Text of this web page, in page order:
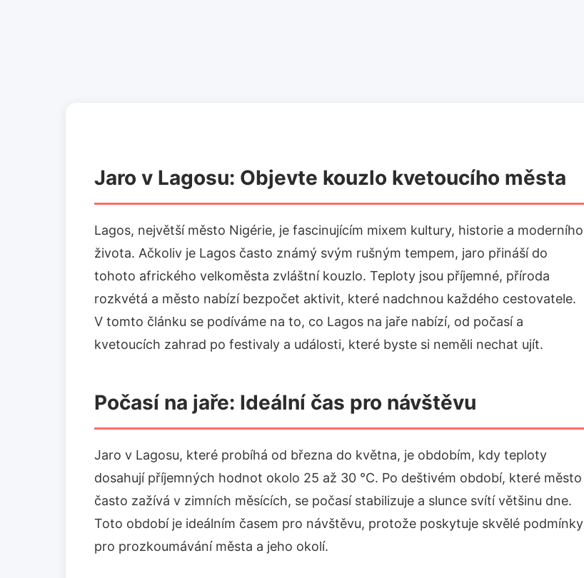
Jaro v Lagosu: Objevte kouzlo kvetoucího města
Lagos, největší město Nigérie, je fascinujícím mixem kultury, historie a moderního
života. Ačkoliv je Lagos často známý svým rušným tempem, jaro přináší do
tohoto afrického velkoměsta zvláštní kouzlo. Teploty jsou příjemné, příroda
rozkvétá a město nabízí bezpočet aktivit, které nadchnou každého cestovatele.
V tomto článku se podíváme na to, co Lagos na jaře nabízí, od počasí a
kvetoucích zahrad po festivaly a události, které byste si neměli nechat ujít.
Počasí na jaře: Ideální čas pro návštěvu
Jaro v Lagosu, které probíhá od března do května, je obdobím, kdy teploty
dosahují příjemných hodnot okolo 25 až 30 °C. Po deštivém období, které město
často zažívá v zimních měsících, se počasí stabilizuje a slunce svítí většinu dne.
Toto období je ideálním časem pro návštěvu, protože poskytuje skvělé podmínky
pro prozkoumávání města a jeho okolí.